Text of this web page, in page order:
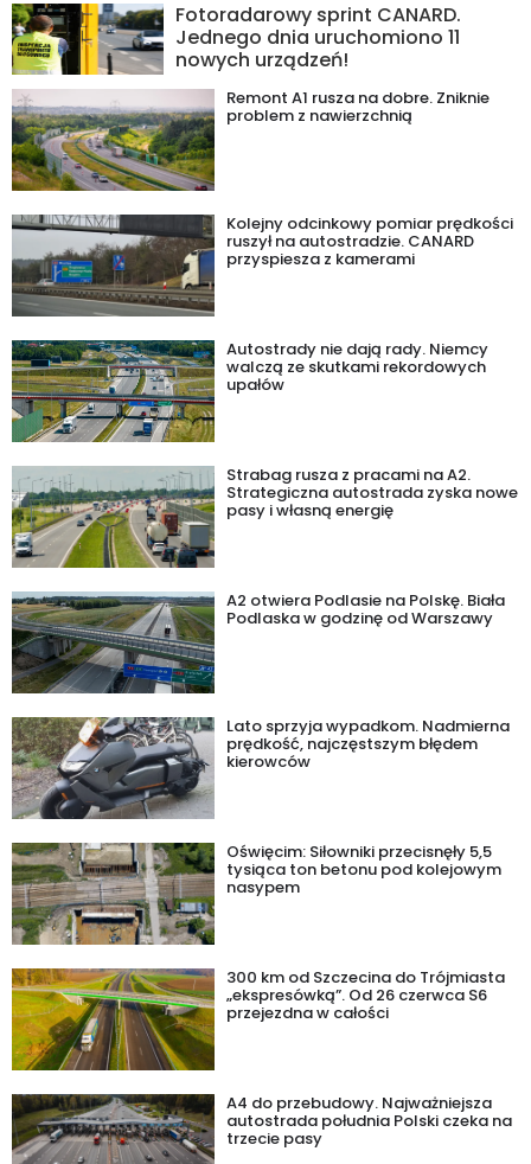
Fotoradarowy sprint CANARD.
Jednego dnia uruchomiono 11
nowych urządzeń!
Remont A1 rusza na dobre. Zniknie
problem z nawierzchnią
Kolejny odcinkowy pomiar prędkości
ruszył na autostradzie. CANARD
przyspiesza z kamerami
Autostrady nie dają rady. Niemcy
walczą ze skutkami rekordowych
upałów
Strabag rusza z pracami na A2.
Strategiczna autostrada zyska nowe
pasy i własną energię
A2 otwiera Podlasie na Polskę. Biała
Podlaska w godzinę od Warszawy
Lato sprzyja wypadkom. Nadmierna
prędkość, najczęstszym błędem
kierowców
Oświęcim: Siłowniki przecisnęły 5,5
tysiąca ton betonu pod kolejowym
nasypem
300 km od Szczecina do Trójmiasta
„ekspresówką”. Od 26 czerwca S6
przejezdna w całości
A4 do przebudowy. Najważniejsza
autostrada południa Polski czeka na
trzecie pasy